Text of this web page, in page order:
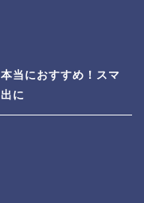
当におすすめ！スマ
に